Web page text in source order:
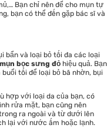
Bạn chỉ nên để cho mụn tự
bạn có thể đến gặp bác sĩ và
bẩn và loại bỏ tối đa các loại
bọc sưng đỏ hiệu quả. Bạn
tối để loại bỏ bã nhờn, bụi
hợp với loại da của bạn, có
rửa mặt, bạn cũng nên
ra ngoài và từ dưới lên
lại với nước ấm hoặc lạnh.